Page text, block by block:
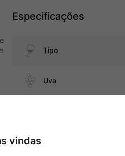
Especificações
Tipo
Uva
vindas